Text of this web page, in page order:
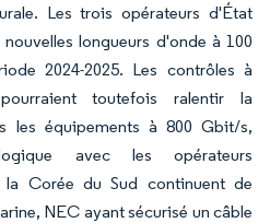
Les trois opérateurs d'État
longueurs d'onde à 100
2024-2025. Les contrôles à
toutefois ralentir la
les équipements à 800 Gbit/s,
avec les opérateurs
Corée du Sud continuent de
NEC ayant sécurisé un câble